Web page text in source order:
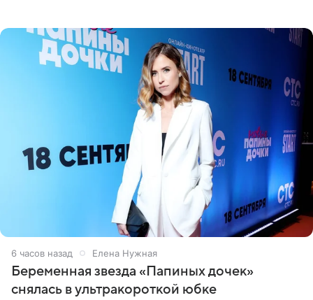
6 часов назад Елена Нужная
Беременная звезда «Папиных дочек»
снялась в ультракороткой юбке